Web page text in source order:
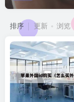
排序 更新 浏览